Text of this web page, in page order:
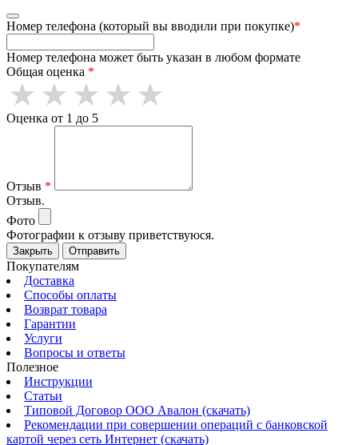
Номер телефона (который вы вводили при покупке)*
Номер телефона может быть указан в любом формате
Общая оценка *
Оценка от 1 до 5
Отзыв *
Отзыв.
Фото
Фотографии к отзыву приветствуюся.
Закрыть Отправить
Покупателям
Доставка
Способы оплаты
Возврат товара
Гарантии
Услуги
Вопросы и ответы
Полезное
Инструкции
Статьи
Типовой Договор ООО Авалон (скачать)
Рекомендации при совершении операций с банковской
картой через сеть Интернет (скачать)